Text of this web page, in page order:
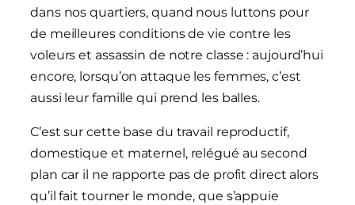
dans nos quartiers, quand nous luttons pour
de meilleures conditions de vie contre les
voleurs et assassin de notre classe : aujourd’hui
encore, lorsqu’on attaque les femmes, c’est
aussi leur famille qui prend les balles.
C’est sur cette base du travail reproductif,
domestique et maternel, relégué au second
plan car il ne rapporte pas de profit direct alors
qu’il fait tourner le monde, que s’appuie